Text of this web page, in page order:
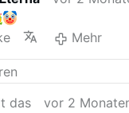
de la Fraternité
annonce met
et le service
toute critique de la
Mehr
das
vor 2